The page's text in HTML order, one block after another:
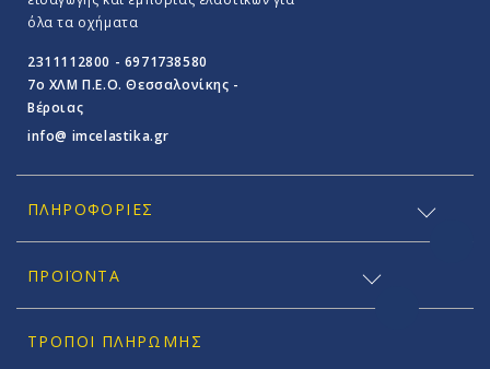
όλα τα οχήματα
2311112800 - 6971738580
7o ΧΛΜ Π.E.O. Θεσσαλονίκης -
Βέροιας
info@ imcelastika.gr
ΠΛΗΡΟΦΟΡΊΕΣ
ΠΡΟΪΟΝΤΑ
ΤΡΌΠΟΙ ΠΛΗΡΩΜΉΣ